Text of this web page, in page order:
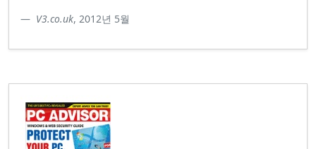
V3.co.uk, 2012년 5월